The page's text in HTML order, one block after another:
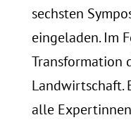
sechsten
eingeladen. Im
Transformation
Landwirtschaft.
alle